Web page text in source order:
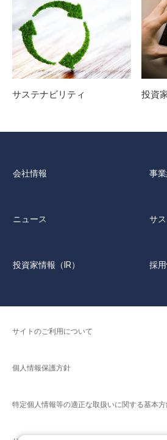
サステナビリティ 投資
会社情報 事
ニュース サ
投資家情報（IR） 採
サイトのご利用について
個人情報保護方針
特定個人情報等の適正な取扱いに関する基本